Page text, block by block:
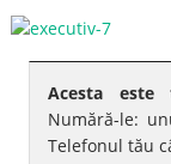
Acesta este
Numără-le:
Telefonul tău